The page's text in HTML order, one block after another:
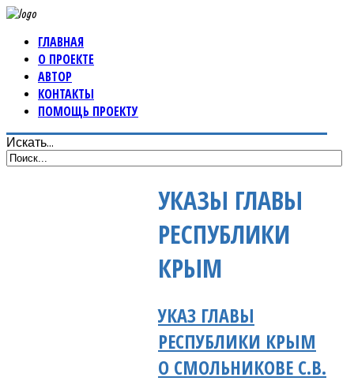
ГЛАВНАЯ
О ПРОЕКТЕ
АВТОР
КОНТАКТЫ
ПОМОЩЬ ПРОЕКТУ
Искать...
УКАЗЫ ГЛАВЫ
РЕСПУБЛИКИ
КРЫМ
УКАЗ ГЛАВЫ
РЕСПУБЛИКИ КРЫМ
О СМОЛЬНИКОВЕ С.В.